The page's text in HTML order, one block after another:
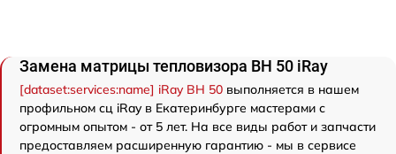
Замена матрицы тепловизора BH 50 iRay
[dataset:services:name] iRay BH 50 выполняется в нашем
профильном сц iRay в Екатеринбурге мастерами с
огромным опытом - от 5 лет. На все виды работ и запчасти
предоставляем расширенную гарантию - мы в сервисе